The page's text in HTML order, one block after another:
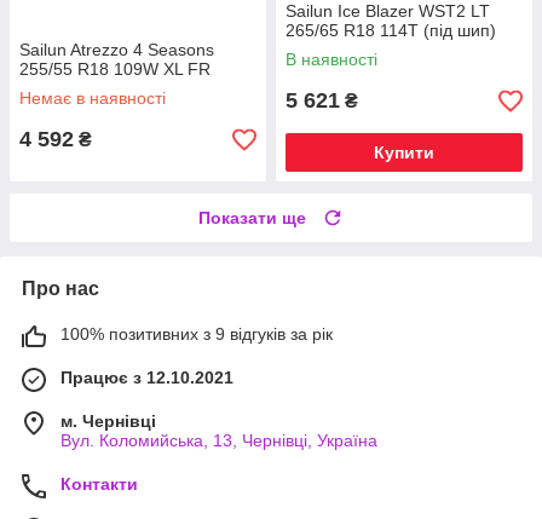
Sailun Atrezzo 4 Seasons
255/55 R18 109W XL FR
Немає в наявності
4 592 ₴
Sailun Ice Blazer WST2 LT
265/65 R18 114T (під шип)
В наявності
5 621 ₴
Купити
Показати ще
Про нас
100% позитивних з 9 відгуків за рік
Працює з 12.10.2021
м. Чернівці
Вул. Коломийська, 13, Чернівці, Україна
Контакти